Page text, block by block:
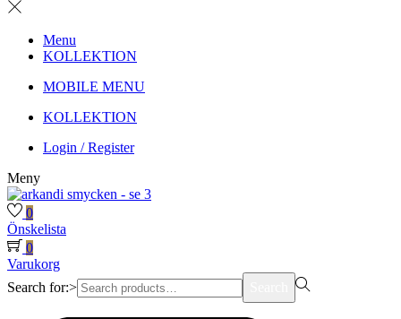
Menu
KOLLEKTION
MOBILE MENU
KOLLEKTION
Login / Register
Meny
0
Önskelista
0
Varukorg
Search for:>